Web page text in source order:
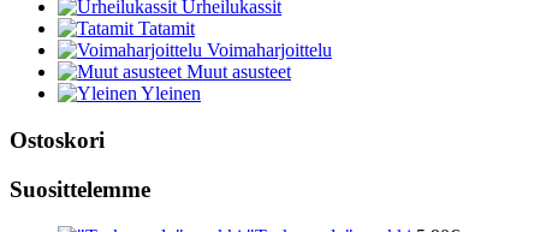
Urheilukassit
Tatamit
Voimaharjoittelu
Muut asusteet
Yleinen
Ostoskori
Suosittelemme